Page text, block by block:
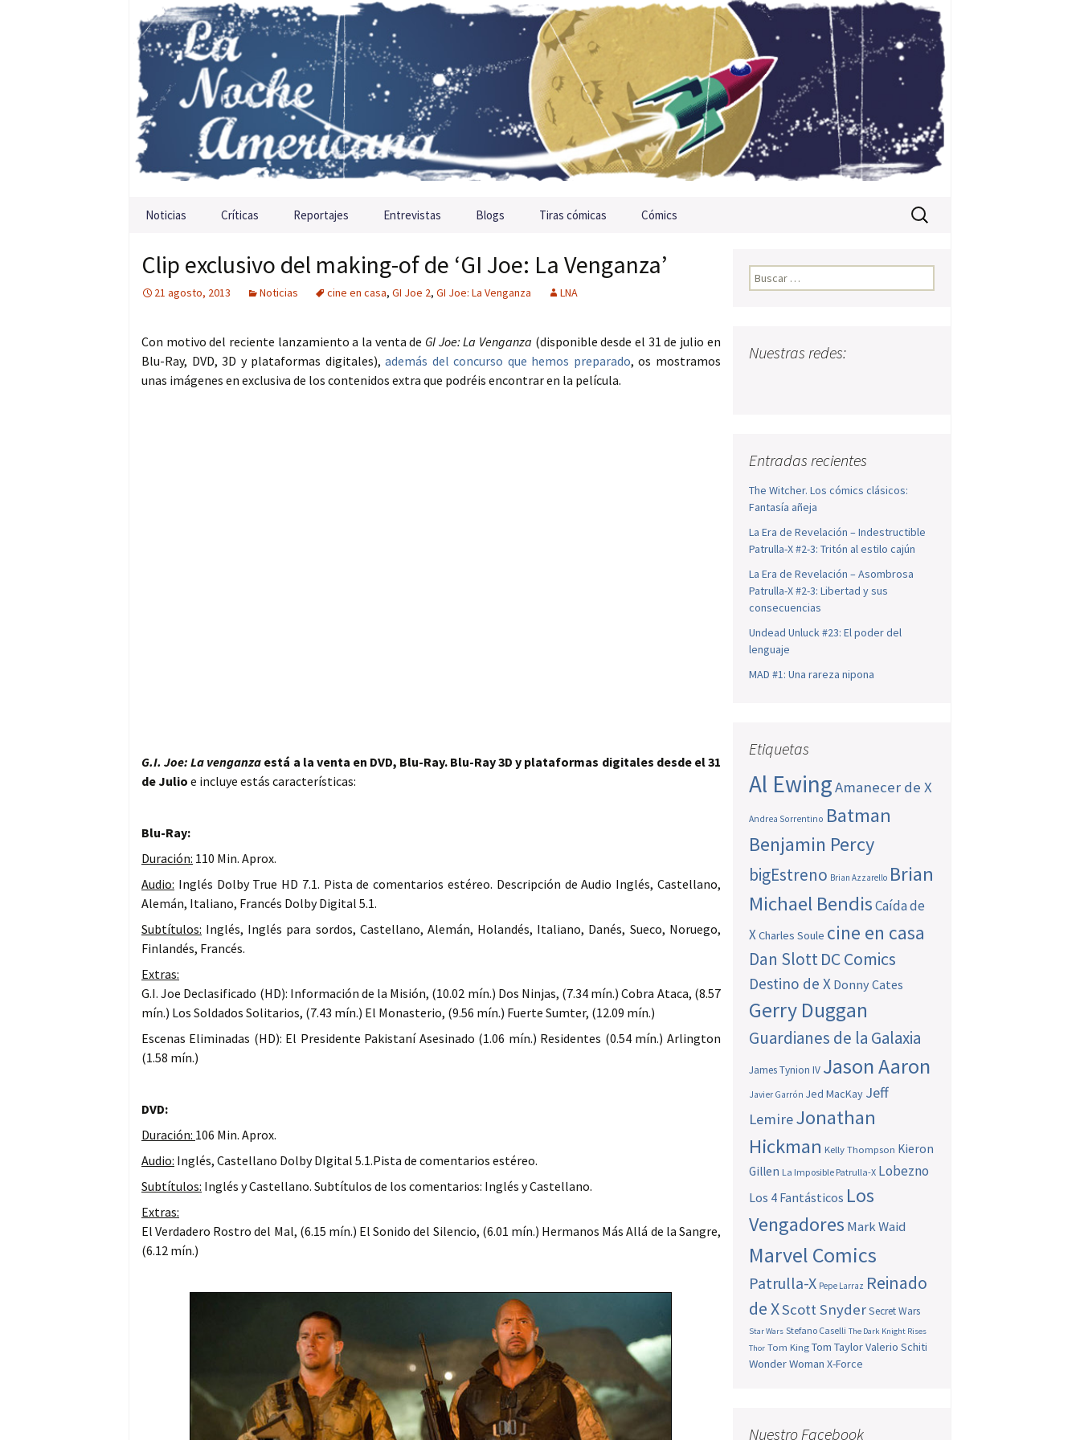
Saltar al contenido
Noticias Críticas Reportajes Entrevistas Blogs Tiras cómicas Cómics Buscar:
Clip exclusivo del making-of de ‘GI Joe: La Venganza’
21 agosto, 2013 Noticias cine en casa, GI Joe 2, GI Joe: La Venganza LNA
Con motivo del reciente lanzamiento a la venta de GI Joe: La Venganza (disponible desde el 31 de julio en
Blu-Ray, DVD, 3D y plataformas digitales),además del concurso que hemos preparado, os mostramos
unas imágenes en exclusiva de los contenidos extra que podréis encontrar en la película.
G.I. Joe: La venganza está a la venta en DVD, Blu-Ray. Blu-Ray 3D y plataformas digitales desde el 31
de Julio e incluye estás características:
Blu-Ray:
Duración: 110 Min. Aprox.
Audio: Inglés Dolby True HD 7.1. Pista de comentarios estéreo. Descripción de Audio Inglés, Castellano,
Alemán, Italiano, Francés Dolby Digital 5.1.
Subtítulos: Inglés, Inglés para sordos, Castellano, Alemán, Holandés, Italiano, Danés, Sueco, Noruego,
Finlandés, Francés.
Extras:
G.I. Joe Declasificado (HD): Información de la Misión, (10.02 mín.) Dos Ninjas, (7.34 mín.) Cobra Ataca, (8.57
mín.) Los Soldados Solitarios, (7.43 mín.) El Monasterio, (9.56 mín.) Fuerte Sumter, (12.09 mín.)
Escenas Eliminadas (HD): El Presidente Pakistaní Asesinado (1.06 mín.) Residentes (0.54 mín.) Arlington
(1.58 mín.)
DVD:
Duración: 106 Min. Aprox.
Audio: Inglés, Castellano Dolby DIgital 5.1.Pista de comentarios estéreo.
Subtítulos: Inglés y Castellano. Subtítulos de los comentarios: Inglés y Castellano.
Extras:
El Verdadero Rostro del Mal, (6.15 mín.) El Sonido del Silencio, (6.01 mín.) Hermanos Más Allá de la Sangre,
(6.12 mín.)
Buscar:
Nuestras redes:
Entradas recientes
The Witcher. Los cómics clásicos:
Fantasía añeja
La Era de Revelación – Indestructible
Patrulla-X #2-3: Tritón al estilo cajún
La Era de Revelación – Asombrosa
Patrulla-X #2-3: Libertad y sus
consecuencias
Undead Unluck #23: El poder del
lenguaje
MAD #1: Una rareza nipona
Etiquetas
Al EwingAmanecer de X
Andrea Sorrentino Batman
Benjamin Percy
bigEstreno Brian Azzarello Brian
Michael BendisCaída de
XCharles Soule cine en casa
Dan SlottDC Comics
Destino de X Donny Cates
Gerry Duggan
Guardianes de la Galaxia
James Tynion IV Jason Aaron
Javier Garrón Jed MacKay Jeff
LemireJonathan
Hickman Kelly Thompson Kieron
Gillen La Imposible Patrulla-X Lobezno
Los 4 Fantásticos Los
Vengadores Mark Waid
Marvel Comics
Patrulla-X Pepe Larraz Reinado
de XScott SnyderSecret Wars
Star Wars Stefano Caselli The Dark Knight Rises
Thor Tom King Tom TaylorValerio Schiti
Wonder Woman X-Force
Nuestro Facebook